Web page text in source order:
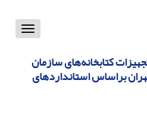
Toggle
کتابخانه‌های سازمان
براساس استانداردهای